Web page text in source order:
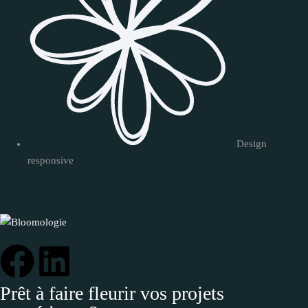
Design
responsive
Prêt à faire fleurir vos projets